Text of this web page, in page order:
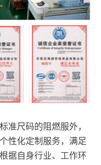
准尺码的阻燃服外，
性化定制服务，满足
据自身行业、工作环